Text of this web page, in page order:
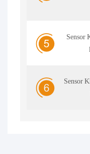
Sensor
Sensor